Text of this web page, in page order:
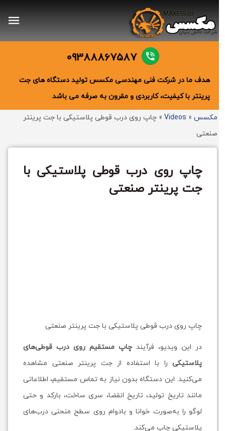
09388867587
هدف ما در شرکت فنی مهندسی مکسس تولید دستگاه های جت
پرینتر با کیفیت، کاربردی و مقرون به صرفه می باشد
مکسس»
Videos
» چاپ روی درب قوطی پلاستیکی با جت پرینتر
صنعتی
چاپ روی درب قوطی پلاستیکی با
جت پرینتر صنعتی
چاپ روی درب قوطی پلاستیکی با جت پرینتر صنعتی
در این ویدیو، فرآیندچاپ مستقیم روی درب قوطی‌های
پلاستیکیرا با استفاده از جت پرینتر صنعتی مشاهده
می‌کنید. این دستگاه بدون نیاز به تماس مستقیم، اطلاعاتی
مانند تاریخ تولید، تاریخ انقضا، سری ساخت، بارکد و حتی
لوگو را به‌صورت خوانا و بادوام روی سطح منحنی درب‌های
پلاستیکی چاپ می‌کند.